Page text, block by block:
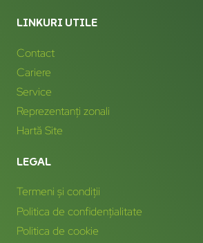
LINKURI UTILE
Contact
Cariere
Service
Reprezentanți zonali
Hartă Site
LEGAL
Termeni și condiții
Politica de confidențialitate
Politica de cookie